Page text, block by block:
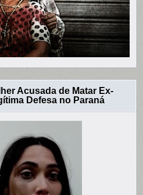
Acusada de Matar Ex-
Defesa no Paraná